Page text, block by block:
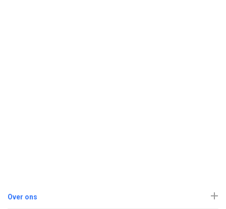
Over ons